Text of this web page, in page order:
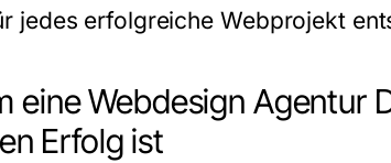
jedes erfolgreiche Webprojekt
eine Webdesign Agentur
Erfolg ist